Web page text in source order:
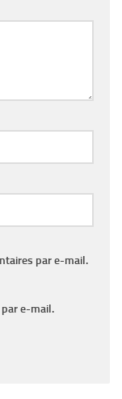
par e-mail.
e-mail.